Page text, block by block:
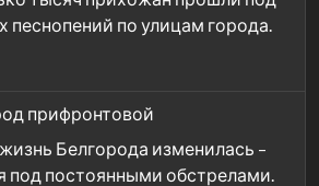
песнопений по улицам города.
прифронтовой
Белгорода изменилась –
под постоянными обстрелами.